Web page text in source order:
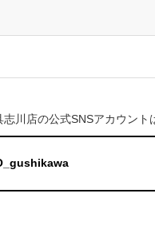
川店の公式SNSアカウント